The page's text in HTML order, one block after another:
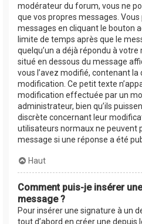
modérateur du forum, vous ne
que vos propres messages.
messages en cliquant le bouton
limite de temps après que le
quelqu’un a déjà répondu à
situé en dessous du message
vous l’avez modifié, contenant la
modification. Ce petit texte
modification effectuée par un
administrateur, bien qu’ils
discrète concernant leur
utilisateurs normaux ne peuvent
message si une réponse a été
Haut
Comment puis-je insérer
message ?
Pour insérer une signature à un
tout d’abord en créer une depuis